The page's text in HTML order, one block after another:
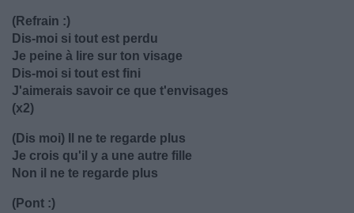
(Refrain :)
Dis-moi si tout est perdu
Je peine à lire sur ton visage
Dis-moi si tout est fini
J'aimerais savoir ce que t'envisages
(x2)
(Dis moi) Il ne te regarde plus
Je crois qu'il y a une autre fille
Non il ne te regarde plus
(Pont :)